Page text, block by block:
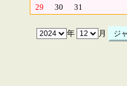
29
30 31
年 月